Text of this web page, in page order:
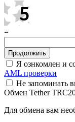
=
Я ознкомлен и
AML проверки
Не запоминать
Обмен Tether
Для обмена вам